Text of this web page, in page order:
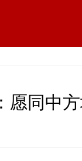
愿同中